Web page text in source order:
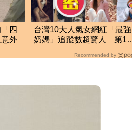
四
外
台灣10大人氣女網紅「最強
奶媽」追蹤數超驚人 第13
Recommended by